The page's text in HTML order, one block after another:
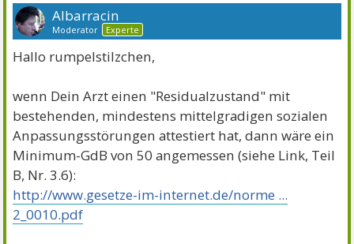
Albarracin
Moderator Experte
Hallo rumpelstilzchen,
wenn Dein Arzt einen "Residualzustand" mit
bestehenden, mindestens mittelgradigen sozialen
Anpassungsstörungen attestiert hat, dann wäre ein
Minimum-GdB von 50 angemessen (siehe Link, Teil
B, Nr. 3.6):
http://www.gesetze-im-internet.de/norme ...
2_0010.pdf